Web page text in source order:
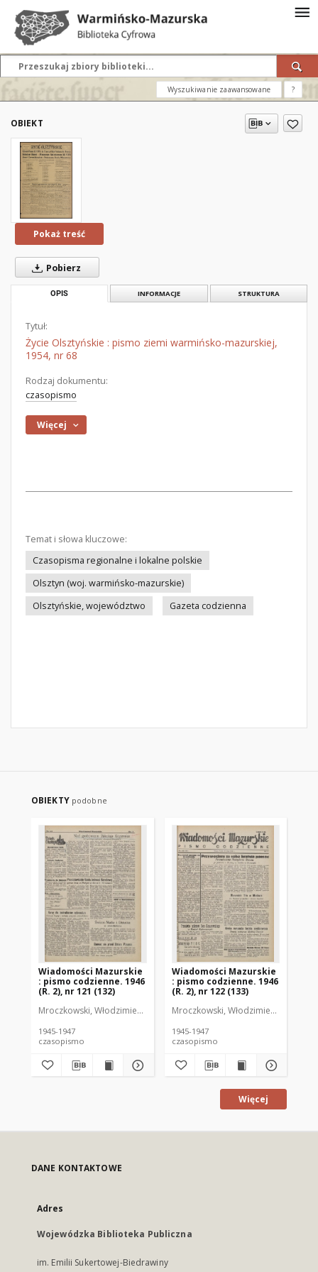
Wyszukiwanie zaawansowane ?
OBIEKT
Pokaż treść
Pobierz
OPIS INFORMACJE STRUKTURA
Tytuł:
Życie Olsztyńskie : pismo ziemi warmińsko-mazurskiej,
1954, nr 68
Rodzaj dokumentu:
czasopismo
Więcej
Temat i słowa kluczowe:
Czasopisma regionalne i lokalne polskie
Olsztyn (woj. warmińsko-mazurskie)
Olsztyńskie, województwo
Gazeta codzienna
OBIEKTY podobne
Wiadomości Mazurskie
: pismo codzienne. 1946
(R. 2), nr 121 (132)
Mroczkowski, Włodzimierz (1902-1971). Redaktor
1945-1947
czasopismo
Wiadomości Mazurskie
: pismo codzienne. 1946
(R. 2), nr 122 (133)
Mroczkowski, Włodzimierz (1902-
1945-1947
czasopismo
Więcej
DANE KONTAKTOWE
Adres
Wojewódzka Biblioteka Publiczna
im. Emilii Sukertowej-Biedrawiny